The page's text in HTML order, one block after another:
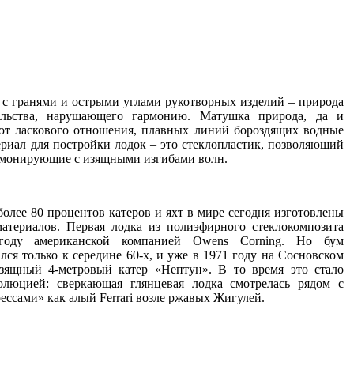
и острыми углами рукотворных изделий – природа
нарушающего гармонию. Матушка природа, да и
ласкового отношения, плавных линий бороздящих водные
для постройки лодок – это стеклопластик, позволяющий
с изящными изгибами волн.
80 процентов катеров и яхт в мире сегодня изготовлены
Первая лодка из полиэфирного стеклокомпозита
американской компанией Owens Corning. Но бум
только к середине 60-х, и уже в 1971 году на Сосновском
4-метровый катер «Нептун». В то время это стало
сверкающая глянцевая лодка смотрелась рядом с
как алый Ferrari возле ржавых Жигулей.